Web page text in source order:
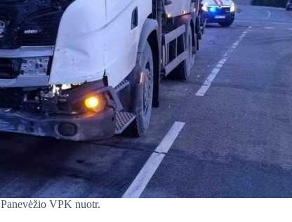
Panevėžio VPK nuotr.